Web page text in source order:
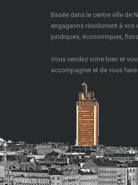
Basée dans le centre ville de
engageons résolument à vos
juridiques, économiques,
Vous vendez votre bien et
accompagner et de vous